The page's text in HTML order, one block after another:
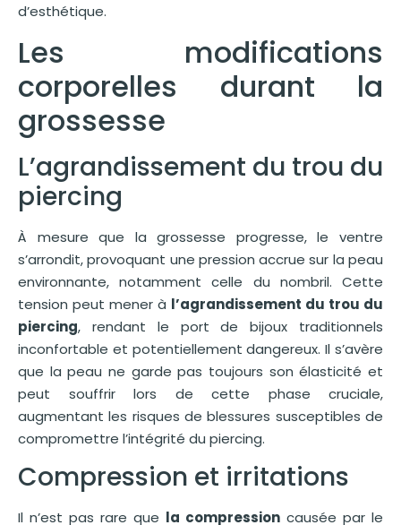
d’esthétique.
Les modifications
corporelles durant la
grossesse
L’agrandissement du trou du
piercing
À mesure que la grossesse progresse, le ventre
s’arrondit, provoquant une pression accrue sur la peau
environnante, notamment celle du nombril. Cette
tension peut mener à l’agrandissement du trou du
piercing, rendant le port de bijoux traditionnels
inconfortable et potentiellement dangereux. Il s’avère
que la peau ne garde pas toujours son élasticité et
peut souffrir lors de cette phase cruciale,
augmentant les risques de blessures susceptibles de
compromettre l’intégrité du piercing.
Compression et irritations
Il n’est pas rare que la compression causée par le